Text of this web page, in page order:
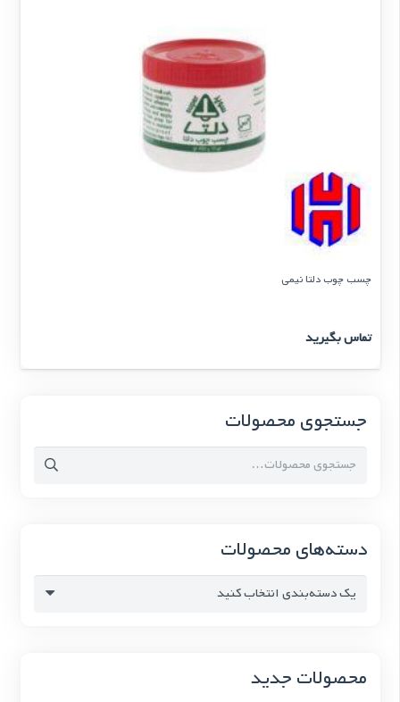
جستجوی محصولات
جستجو
دسته‌های محصولات
یک دسته‌بندی انتخاب کنید
محصولات جدید
چسب چوب دلتا نیمی
تماس بگیرید